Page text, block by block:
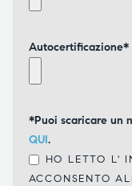
Autocertificazione*
*Puoi scaricare un
QUI.
HO LETTO L'
ACCONSENTO